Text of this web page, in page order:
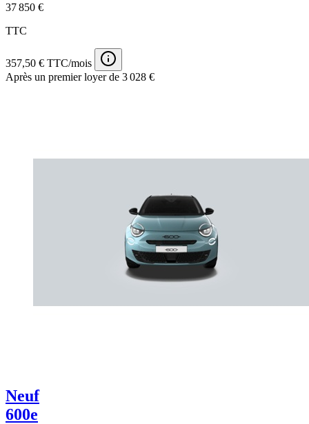
37 850 €
TTC
357,50 € TTC/mois
Après un premier loyer de 3 028 €
Neuf
600e